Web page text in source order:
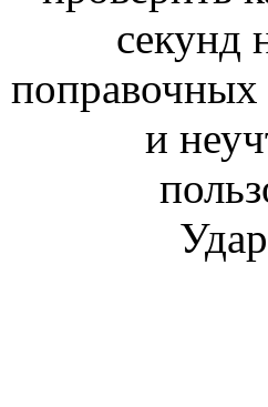
секунд
поправочных
и